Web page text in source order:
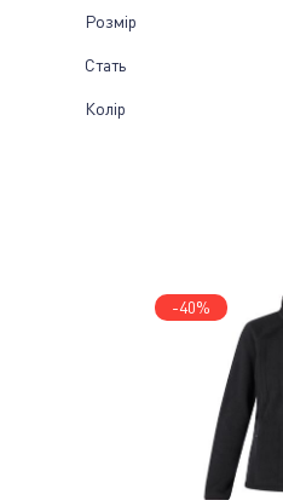
Розмір
Стать
Колір
-40%